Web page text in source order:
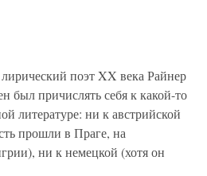
поэт XX века Райнер
был причислять себя к какой-то
литературе: ни к австрийской
прошли в Праге, на
ни к немецкой (хотя он